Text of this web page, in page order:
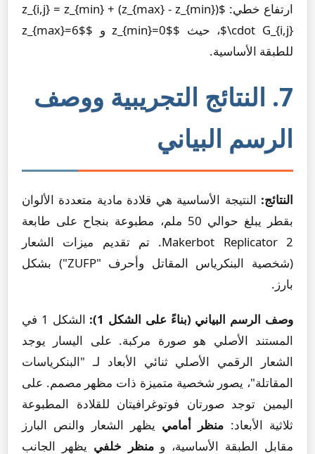
ارتفاع خطي: $z_{i,j} = z_{min} + (z_{max} - z_{min})
\cdot G_{i,j}$، حيث $z_{min}=0$ و $z_{max}=6$
للطبقة الأساسية.
7. النتائج التجريبية ووصف
الرسم البياني
النتائج: النتيجة الأساسية هي قلادة مادية متعددة الألوان
بقطر يبلغ حوالي 50 ملم، مطبوعة بنجاح على طابعة
Makerbot Replicator 2. تم تقديم ميزات الشعار
(شخصية البنكرياس المقاتل وأحرف "ZUFP") بشكل
بارز.
وصف الرسم البياني (بناءً على الشكل 1):
الشكل 1 في
المستند الأصلي هو صورة مركبة. على اليسار يوجد
الشعار الرقمي الأصلي ثنائي الأبعاد لـ "البنكرياسات
المقاتلة"، يصور شخصية متميزة ذات مظهر مصمم. على
اليمين توجد صورتان فوتوغرافيتان للقلادة المطبوعة
ثلاثية الأبعاد: منظر أمامي يظهر الشعار والنص البارز
مقابل الطبقة الأساسية، ومنظر خلفي يظهر الجانب